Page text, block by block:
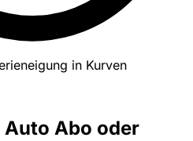
in Kurven
Auto Abo oder